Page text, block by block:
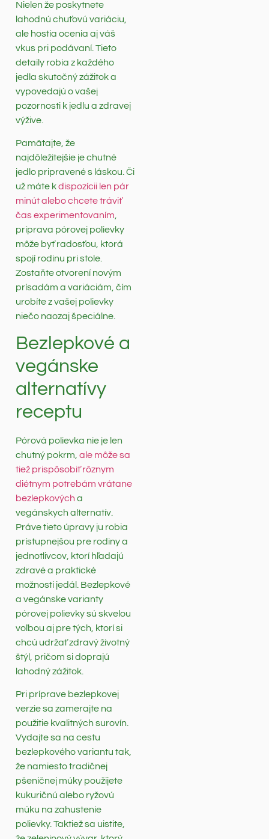
Nielen že poskytnete
lahodnú chuťovú variáciu,
ale hostia ocenia aj váš
vkus pri podávaní. Tieto
detaily robia z každého
jedla skutočný zážitok a
vypovedajú o vašej
pozornosti k jedlu a zdravej
výžive.
Pamätajte, že
najdôležitejšie je chutné
jedlo pripravené s láskou. Či
už máte kdispozícii len pár
minút alebo chcete tráviť
čas experimentovaním,
príprava pórovej polievky
môže byť radosťou, ktorá
spojí rodinu pri stole.
Zostaňte otvorení novým
prísadám a variáciám, čím
urobíte z vašej polievky
niečo naozaj špeciálne.
Bezlepkové a
vegánske
alternatívy
receptu
Pórová polievka nie je len
chutný pokrm, ale môže sa
tiež prispôsobiť rôznym
diétnym potrebám vrátane
bezlepkových a
vegánskych alternatív.
Práve tieto úpravy ju robia
prístupnejšou pre rodiny a
jednotlivcov, ktorí hľadajú
zdravé a praktické
možnosti jedál. Bezlepkové
a vegánske varianty
pórovej polievky sú skvelou
voľbou aj pre tých, ktorí si
chcú udržať zdravý životný
štýl, pričom si doprajú
lahodný zážitok.
Pri príprave bezlepkovej
verzie sa zamerajte na
použitie kvalitných surovín.
Vydajte sa na cestu
bezlepkového variantu tak,
že namiesto tradičnej
pšeničnej múky použijete
kukuričnú alebo ryžovú
múku na zahustenie
polievky. Taktiež sa uistite,